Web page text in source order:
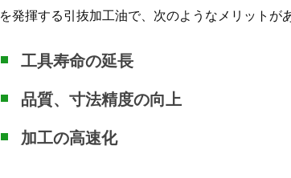
を発揮する引抜加工油で、次のようなメリットが
工具寿命の延長
品質、寸法精度の向上
加工の高速化